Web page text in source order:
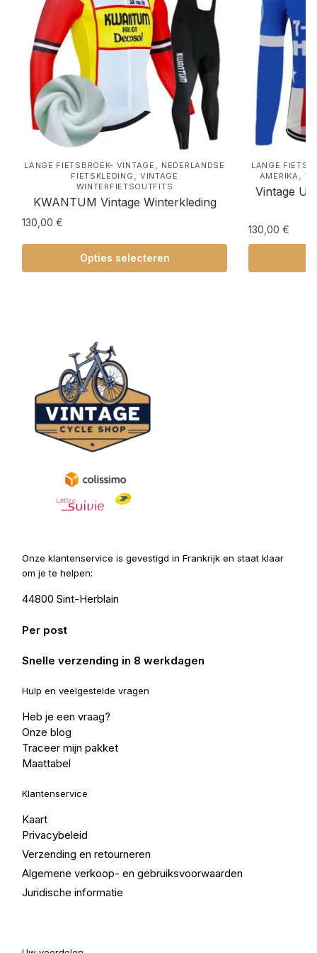
LANGE FIETSBROEK- VINTAGE , NEDERLANDSE
FIETSKLEDING , VINTAGE
WINTERFIETSOUTFITS
KWANTUM Vintage Winterkleding
130,00 €
Opties selecteren
LANGE
AMERIKA ,
Vintage
130,00 €
Onze klantenservice is gevestigd in Frankrijk en staat klaar
om je te helpen:
44800 Sint-Herblain
Per post
Snelle verzending in 8 werkdagen
Hulp en veelgestelde vragen
Heb je een vraag?
Onze blog
Traceer mijn pakket
Maattabel
Klantenservice
Kaart
Privacybeleid
Verzending en retourneren
Algemene verkoop- en gebruiksvoorwaarden
Juridische informatie